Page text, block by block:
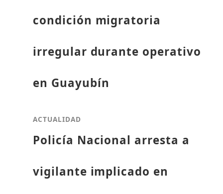
condición migratoria
irregular durante operativo
en Guayubín
ACTUALIDAD
Policía Nacional arresta a
vigilante implicado en